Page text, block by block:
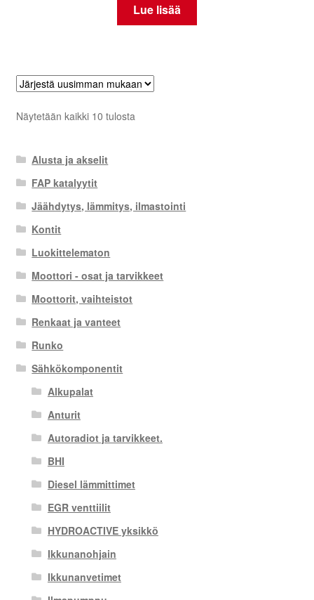
Lue lisää
Näytetään kaikki 10 tulostaSorted
Alusta ja akselit
FAP katalyytit
Jäähdytys, lämmitys, ilmastointi
Kontit
Luokittelematon
Moottori - osat ja tarvikkeet
Moottorit, vaihteistot
Renkaat ja vanteet
Runko
Sähkökomponentit
Alkupalat
Anturit
Autoradiot ja tarvikkeet.
BHI
Diesel lämmittimet
EGR venttiilit
HYDROACTIVE yksikkö
Ikkunanohjain
Ikkunanvetimet